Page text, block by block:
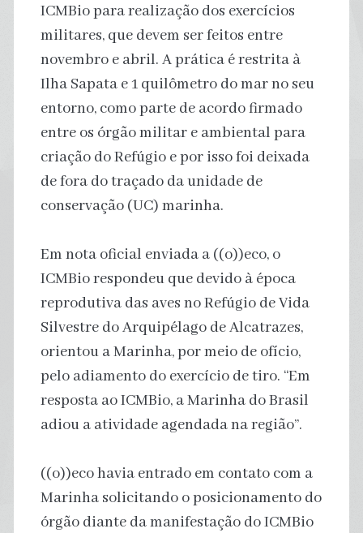
ICMBio para realização dos exercícios
militares, que devem ser feitos entre
novembro e abril. A prática é restrita à
Ilha Sapata e 1 quilômetro do mar no seu
entorno, como parte de acordo firmado
entre os órgão militar e ambiental para
criação do Refúgio e por isso foi deixada
de fora do traçado da unidade de
conservação (UC) marinha.
Em nota oficial enviada a ((o))eco, o
ICMBio respondeu que devido à época
reprodutiva das aves no Refúgio de Vida
Silvestre do Arquipélago de Alcatrazes,
orientou a Marinha, por meio de ofício,
pelo adiamento do exercício de tiro. “Em
resposta ao ICMBio, a Marinha do Brasil
adiou a atividade agendada na região”.
((o))eco havia entrado em contato com a
Marinha solicitando o posicionamento do
órgão diante da manifestação do ICMBio